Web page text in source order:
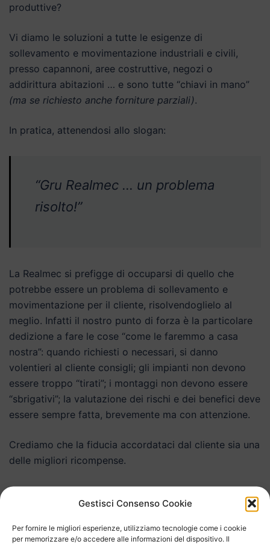
Gestisci Consenso Cookie
Per fornire le migliori esperienze, utilizziamo tecnologie come i cookie
per memorizzare e/o accedere alle informazioni del dispositivo. Il
produttive?
Vi diamo le soluzioni a tutte le esigenze di
sollevamento e movimentazione industriali e civili,
presso capannoni, aree costruttive, negozi o
addirittura abitazioni … e sono tutte “chiavi in mano”
(ma se richiesto anche forniture parziali).
In pratica, attenendosi allo slogan:
“Gru Realmec … un problema
risolto!”
La Realmec si prefigge di occuparsi di quello che
potrebbe essere un problema di sollevamento e
movimentazione per il cliente, risolvendoglielo al
meglio. Infatti il nostro punto di forza è la particolare
dedizione a fare le cose “come le faremmo a casa
nostra”: quando richiesti o necessari, si danno
volentieri al cliente consigli; gli impianti non devono
essere troppo “tirati”; i montaggi non devono essere
“sbrigativi”; la valutazione dei rischi e dei benefici deve
essere sempre fatta, brevemente ma con attenzione.
Crediamo che la fiducia accordataci dal cliente sia una
delle migliori ricompense.
Su richiesta siamo anche capaci di realizzare impianti
essenziali, “all’osso”, nel caso che l’investimento debba
essere saltuario o comunque non così frequente